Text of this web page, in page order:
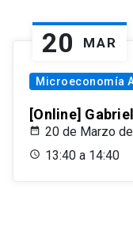
20 MAR
Microeconomía
[Online]
20 de Marzo
13:40 a 14:40